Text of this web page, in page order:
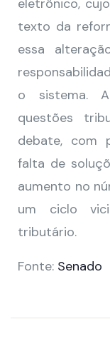
eletrônico,
texto da
essa
o sistema.
questões
debate, com
falta de
aumento no
um ciclo
tributário.
Fonte: Senado